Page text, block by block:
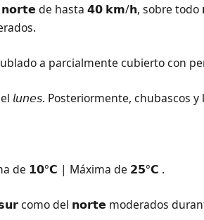
𝗻𝗼𝗿𝘁𝗲 de hasta 𝟰𝟬 𝗸𝗺/𝗵, sobre
a parcialmente cubierto con
𝘭𝘶𝘯𝘦𝘴. Posteriormente, chubascos
de 𝟭𝟬°𝗖 | Máxima de 𝟮𝟱°𝗖 .
como del 𝗻𝗼𝗿𝘁𝗲 moderados